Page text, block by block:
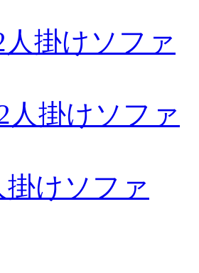
人掛けソファ
人掛けソファ
掛けソファ